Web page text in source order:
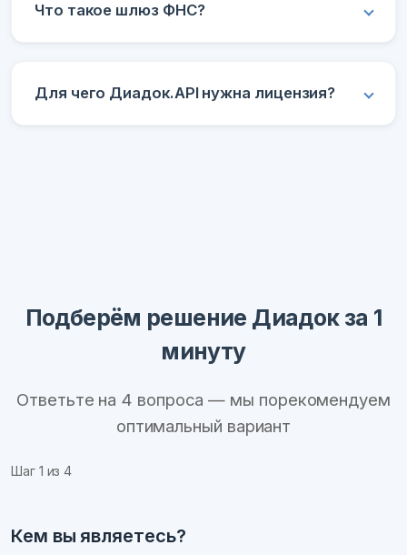
Что такое шлюз ФНС?
Для чего Диадок.API нужна лицензия?
Подберём решение Диадок за 1
минуту
Ответьте на 4 вопроса — мы порекомендуем
оптимальный вариант
Шаг 1 из 4
Кем вы являетесь?